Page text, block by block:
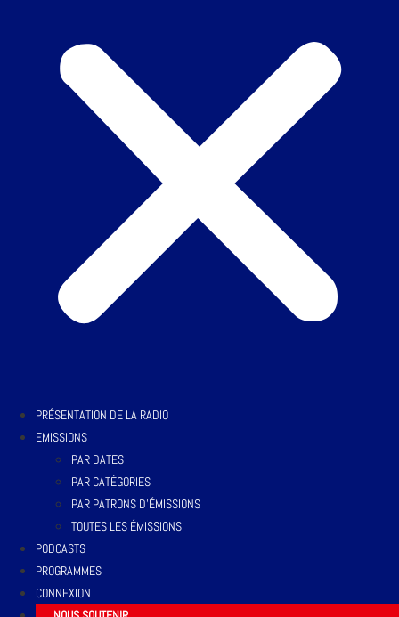
PRÉSENTATION DE LA RADIO
EMISSIONS
PAR DATES
PAR CATÉGORIES
PAR PATRONS D’ÉMISSIONS
TOUTES LES ÉMISSIONS
PODCASTS
PROGRAMMES
CONNEXION